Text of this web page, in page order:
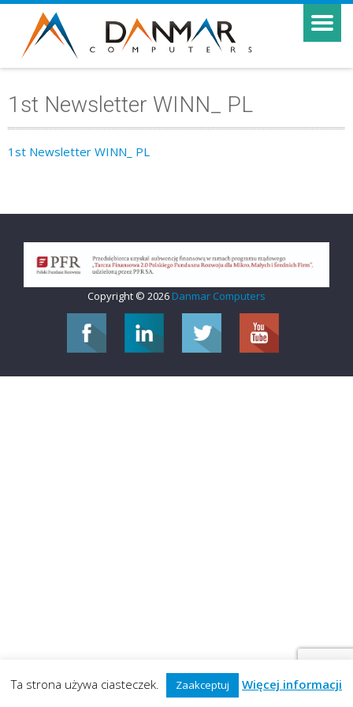
1st Newsletter WINN_ PL
1st Newsletter WINN_ PL
Copyright © 2026 Danmar Computers
Ta strona używa ciasteczek. Zaakceptuj Więcej informacji